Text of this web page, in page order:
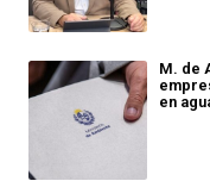
M. de
en